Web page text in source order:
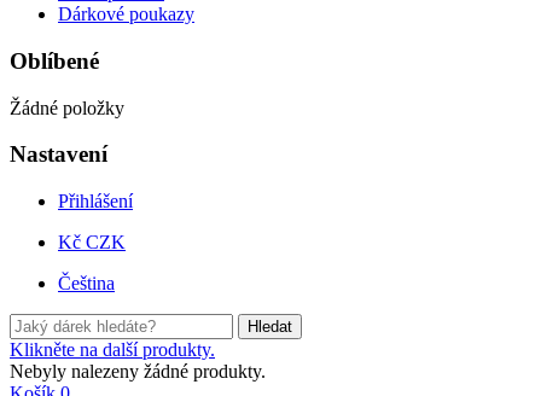
Dárkové poukazy
Oblíbené
Žádné položky
Nastavení
Přihlášení
Kč CZK
Čeština
Hledat
Klikněte na další produkty.
Nebyly nalezeny žádné produkty.